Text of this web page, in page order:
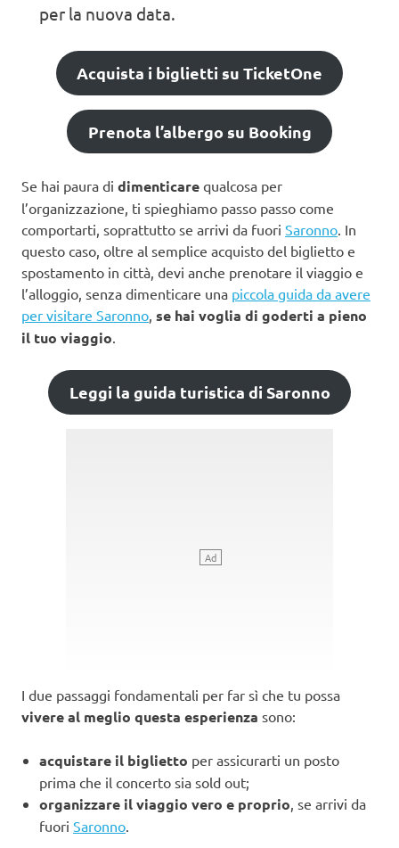
per la nuova data.
Acquista i biglietti su TicketOne
Prenota l’albergo su Booking
Se hai paura di dimenticare qualcosa per
l’organizzazione, ti spieghiamo passo passo come
comportarti, soprattutto se arrivi da fuori Saronno. In
questo caso, oltre al semplice acquisto del biglietto e
spostamento in città, devi anche prenotare il viaggio e
l’alloggio, senza dimenticare una piccola guida da avere
per visitare Saronno, se hai voglia di goderti a pieno
il tuo viaggio.
Leggi la guida turistica di Saronno
I due passaggi fondamentali per far sì che tu possa
vivere al meglio questa esperienza sono:
acquistare il biglietto per assicurarti un posto
prima che il concerto sia sold out;
organizzare il viaggio vero e proprio , se arrivi da
fuori Saronno